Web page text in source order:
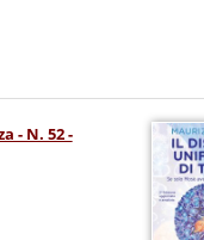
- N. 52 -